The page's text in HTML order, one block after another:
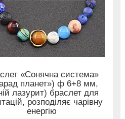
«Сонячна система»
планет») ф 6+8 мм,
лазурит) браслет для
розподіляє чарівну
енергію